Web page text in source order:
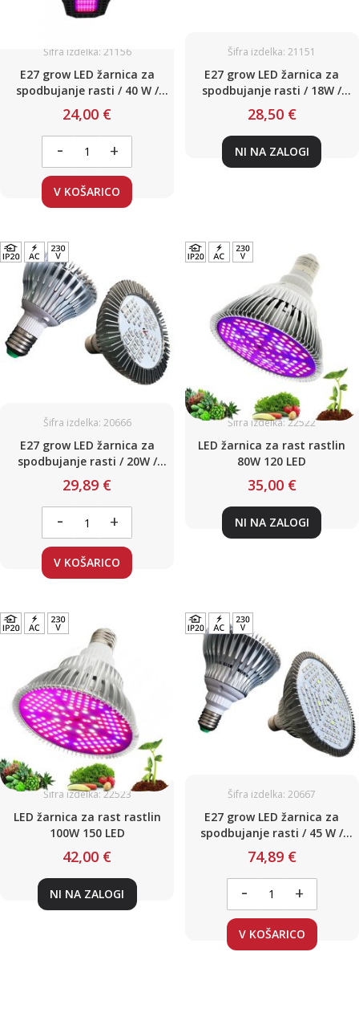
Šifra izdelka: 21156
E27 grow LED žarnica za
spodbujanje rasti / 40 W /
rdeče-modre / 230 V
24,00 €
- +
V KOŠARICO
Šifra izdelka: 21151
E27 grow LED žarnica za
spodbujanje rasti / 18W /
AC220V
28,50 €
NI NA ZALOGI
Šifra izdelka: 20666
E27 grow LED žarnica za
spodbujanje rasti / 20W /
rdeče-modre / 230 V
29,89 €
- +
V KOŠARICO
Šifra izdelka: 22522
LED žarnica za rast rastlin
80W 120 LED
35,00 €
NI NA ZALOGI
Šifra izdelka: 22523
LED žarnica za rast rastlin
100W 150 LED
42,00 €
NI NA ZALOGI
Šifra izdelka: 20667
E27 grow LED žarnica za
spodbujanje rasti / 45 W /
Poln spekter / 230 V
74,89 €
- +
V KOŠARICO